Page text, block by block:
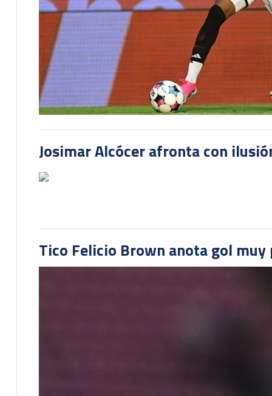
Josimar Alcócer afronta con
Tico Felicio Brown anota gol muy